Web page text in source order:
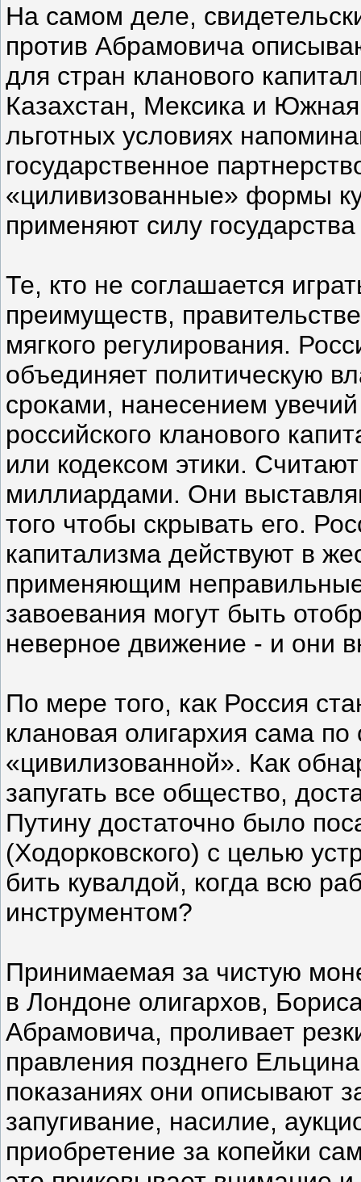
На самом деле,
против Абрамовича
для стран кланового
Казахстан, Мексика и
льготных условиях
государственное
«циливизованные» формы
применяют силу
Те, кто не соглашается
преимуществ,
мягкого регулирования.
объединяет политическую
сроками, нанесением
российского кланового
или кодексом этики.
миллиардами. Они
того чтобы скрывать его.
капитализма действуют в
применяющим
завоевания могут быть
неверное движение - и они
По мере того, как Россия
клановая олигархия сама
«цивилизованной». Как
запугать все общество,
Путину достаточно было
(Ходорковского) с целью
бить кувалдой, когда всю
инструментом?
Принимаемая за чистую
в Лондоне олигархов,
Абрамовича, проливает
правления позднего
показаниях они описывают
запугивание, насилие,
приобретение за копейки